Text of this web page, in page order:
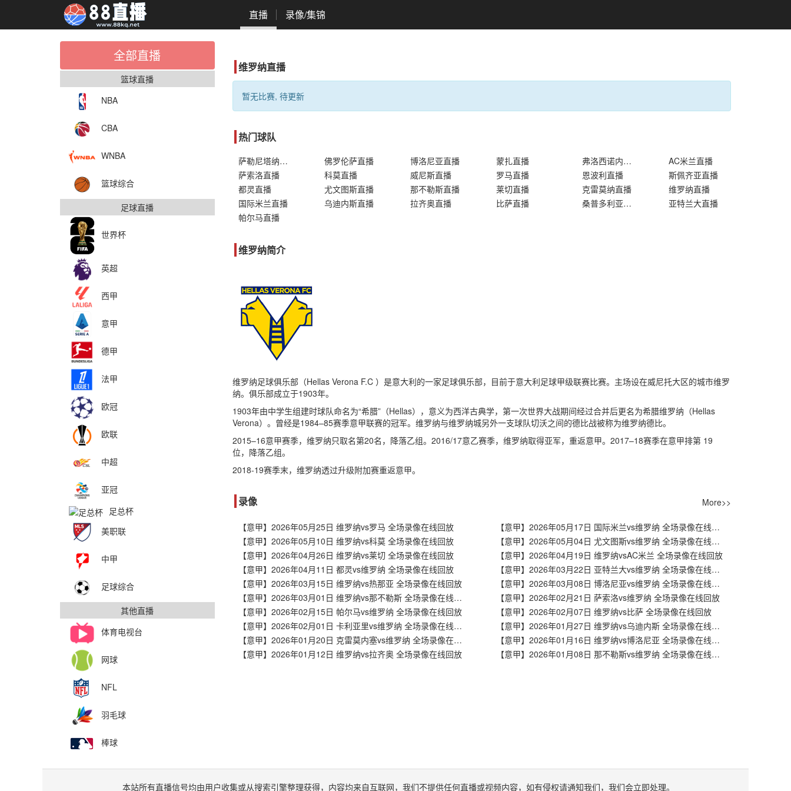
直播 录像/集锦
全部直播
篮球直播
NBA
CBA
WNBA
篮球综合
足球直播
世界杯
英超
西甲
意甲
德甲
法甲
欧冠
欧联
中超
亚冠
足总杯
美职联
中甲
足球综合
其他直播
体育电视台
网球
NFL
羽毛球
棒球
维罗纳直播
暂无比赛, 待更新
热门球队
萨勒尼塔纳直播 佛罗伦萨直播 博洛尼亚直播 蒙扎直播 弗洛西诺内直播
AC米兰直播
萨索洛直播
科莫直播 威尼斯直播 罗马直播 恩波利直播
斯佩齐亚直播
都灵直播
尤文图斯直播 那不勒斯直播 莱切直播 克雷莫纳直播
维罗纳直播
国际米兰直播
乌迪内斯直播 拉齐奥直播 比萨直播 桑普多利亚直播
亚特兰大直播
帕尔马直播
维罗纳简介
维罗纳足球俱乐部（Hellas Verona F.C ）是意大利的一家足球俱乐部，目前于意大利足球甲级联赛比赛。主场设在威尼托大区的城市维罗
纳。俱乐部成立于1903年。
1903年由中学生组建时球队命名为“希腊”（Hellas），意义为西洋古典学，第一次世界大战期间经过合并后更名为希腊维罗纳（Hellas
Verona）。曾经是1984–85赛季意甲联赛的冠军。维罗纳与维罗纳城另外一支球队切沃之间的德比战被称为维罗纳德比。
2015–16意甲赛季，维罗纳只取名第20名，降落乙组。2016/17意乙赛季，维罗纳取得亚军，重返意甲。2017–18赛季在意甲排第 19
位，降落乙组。
2018-19赛季末，维罗纳透过升级附加赛重返意甲。
录像 More>>
【意甲】2026年05月25日 维罗纳vs罗马 全场录像在线回放
【意甲】2026年05月17日 国际米兰vs维罗纳 全场录像在线回放
【意甲】2026年05月10日 维罗纳vs科莫 全场录像在线回放
【意甲】2026年05月04日 尤文图斯vs维罗纳 全场录像在线回放
【意甲】2026年04月26日 维罗纳vs莱切 全场录像在线回放
【意甲】2026年04月19日 维罗纳vsAC米兰 全场录像在线回放
【意甲】2026年04月11日 都灵vs维罗纳 全场录像在线回放
【意甲】2026年03月22日 亚特兰大vs维罗纳 全场录像在线回放
【意甲】2026年03月15日 维罗纳vs热那亚 全场录像在线回放
【意甲】2026年03月08日 博洛尼亚vs维罗纳 全场录像在线回放
【意甲】2026年03月01日 维罗纳vs那不勒斯 全场录像在线回放
【意甲】2026年02月21日 萨索洛vs维罗纳 全场录像在线回放
【意甲】2026年02月15日 帕尔马vs维罗纳 全场录像在线回放
【意甲】2026年02月07日 维罗纳vs比萨 全场录像在线回放
【意甲】2026年02月01日 卡利亚里vs维罗纳 全场录像在线回放
【意甲】2026年01月27日 维罗纳vs乌迪内斯 全场录像在线回放
【意甲】2026年01月20日 克雷莫内塞vs维罗纳 全场录像在线回放
【意甲】2026年01月16日 维罗纳vs博洛尼亚 全场录像在线回放
【意甲】2026年01月12日 维罗纳vs拉齐奥 全场录像在线回放
【意甲】2026年01月08日 那不勒斯vs维罗纳 全场录像在线回放
本站所有直播信号均由用户收集或从搜索引擎整理获得，内容均来自互联网，我们不提供任何直播或视频内容，如有侵权请通知我们，我们会立即处理。